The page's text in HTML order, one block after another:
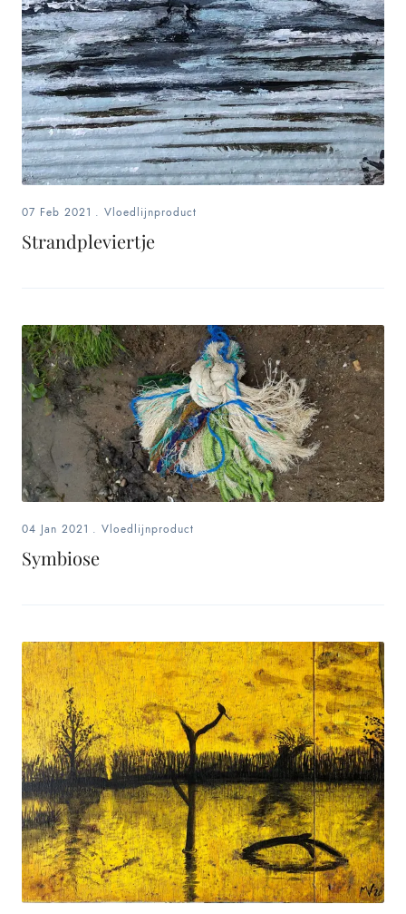
07 Feb 2021 . Vloedlijnproduct
Strandpleviertje
04 Jan 2021 . Vloedlijnproduct
Symbiose